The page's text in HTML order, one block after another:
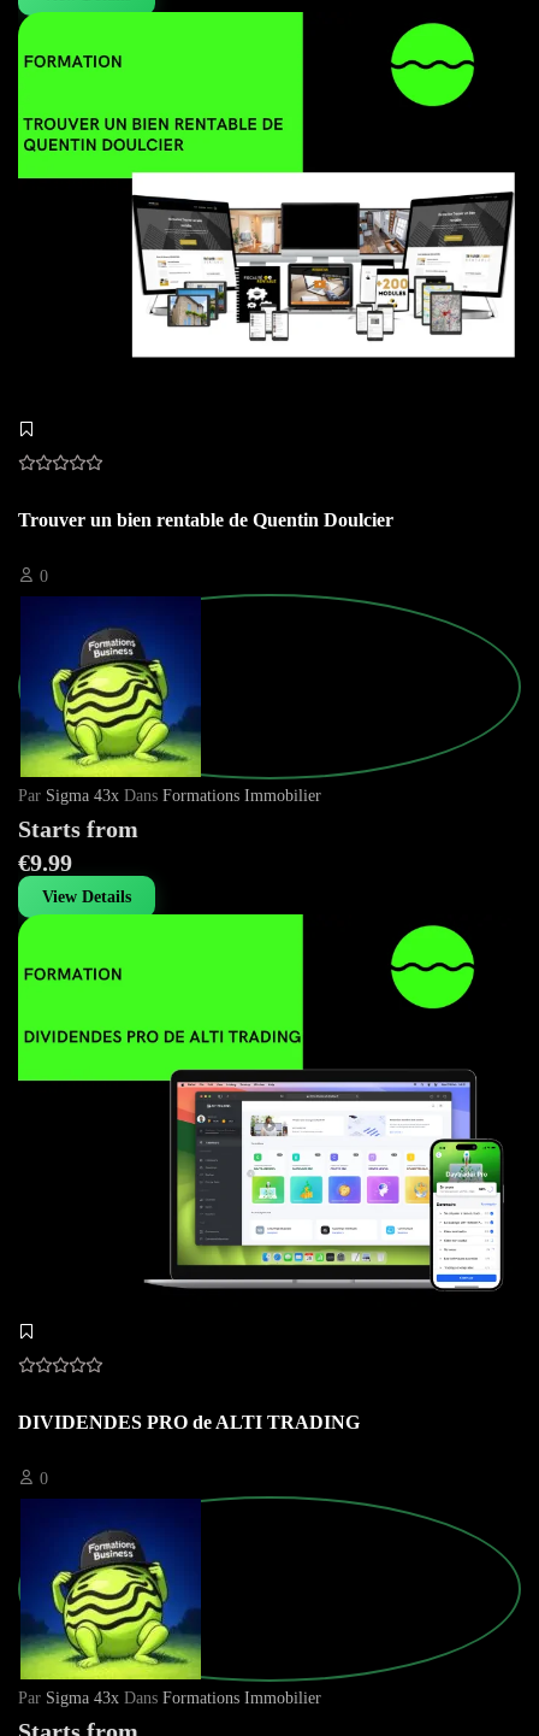
Trouver un bien rentable de Quentin Doulcier
0
Par Sigma 43x Dans Formations Immobilier
Starts from
€9.99
View Details
DIVIDENDES PRO de ALTI TRADING
0
Par Sigma 43x Dans Formations Immobilier